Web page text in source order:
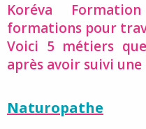
Koréva
formations pour
Voici 5 métiers
après avoir suivi
Naturopathe